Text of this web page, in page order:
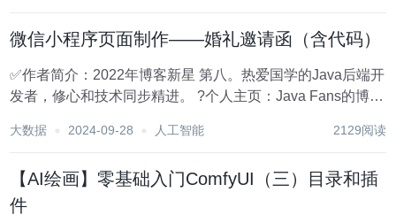
微信小程序页面制作——婚礼邀请函（含代码）
✅作者简介：2022年博客新星 第八。热爱国学的Java后端开
发者，修心和技术同步精进。 ?个人主页：Java Fans的博客
栏：微信小程序开发实战 ✨特色专栏：国学周更-心性养成之
大数据 2024-09-28 人工智能 2129阅读
【AI绘画】零基础入门ComfyUI（三）目录和插
件